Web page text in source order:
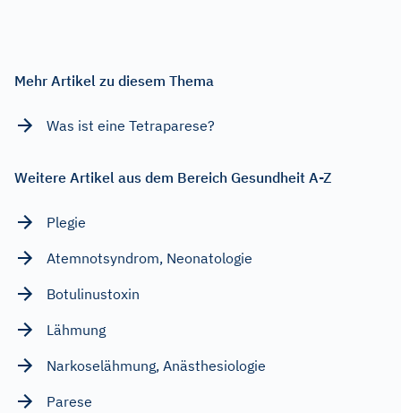
Mehr Artikel zu diesem Thema
Was ist eine Tetraparese?
Weitere Artikel aus dem Bereich Gesundheit A-Z
Plegie
Atemnotsyndrom, Neonatologie
Botulinustoxin
Lähmung
Narkoselähmung, Anästhesiologie
Parese